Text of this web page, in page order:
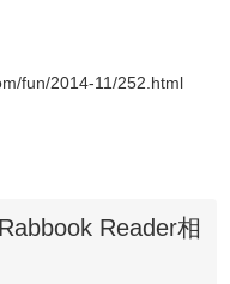
下一页的时候感觉到
件还把分页功能弱化
读小说的时候就像没
fun/2014-11/252.html
Reader相